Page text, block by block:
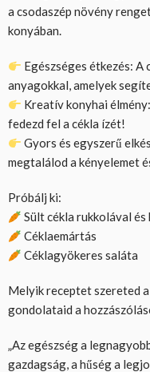
a csodaszép növény
konyában.
Egészséges étkezés:
anyagokkal, amelyek
Kreatív konyhai
fedezd fel a cékla ízét!
Gyors és egyszerű
megtalálod a kényelemet
Próbálj ki:
Sült cékla rukkolával
Céklaemártás
Céklagyökeres saláta
Melyik receptet szereted a
gondolataid a
„Az egészség a
gazdagság, a hűség a